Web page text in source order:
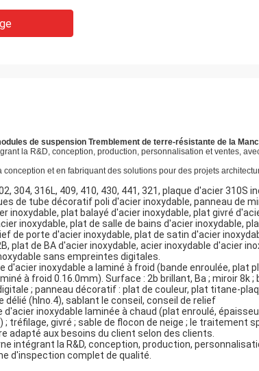
de suspension Tremblement de terre-résistante de la
la R&D, conception, production, personnalisation et ventes,
et en fabriquant des solutions pour des projets
304, 316L, 409, 410, 430, 441, 321, plaque d'acier 310S
de tube décoratif poli d'acier inoxydable, panneau de
inoxydable, plat balayé d'acier inoxydable, plat givré
inoxydable, plat de salle de bains d'acier inoxydable,
de porte d'acier inoxydable, plat de satin d'acier
plat de BA d'acier inoxydable, acier inoxydable d'acier
sans empreintes digitales.
d'acier inoxydable a laminé à froid (bande enroulée,
à froid 0.16.0mm). Surface : 2b brillant, Ba ; miroir 8k ;
; panneau décoratif : plat de couleur, plat titane-
délié (hlno.4), sablant le conseil, conseil de relief
d'acier inoxydable laminée à chaud (plat enroulé,
tréfilage, givré ; sable de flocon de neige ; le traitement
adapté aux besoins du client selon des clients.
intégrant la R&D, conception, production,
d'inspection complet de qualité.